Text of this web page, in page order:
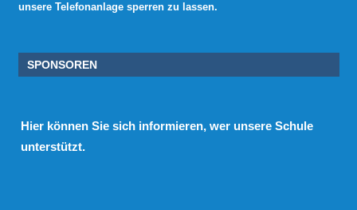
unsere Telefonanlage sperren zu lassen.
SPONSOREN
Hier können Sie sich informieren, wer unsere Schule
unterstützt.